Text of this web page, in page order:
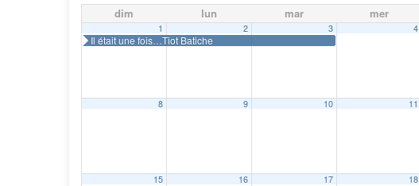
dim lun mar mer
1
Il était une fois…Tiot Batiche
2 3 4
8 9 10 11
15 16 17 18